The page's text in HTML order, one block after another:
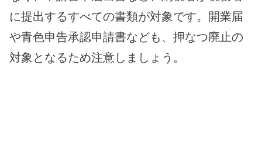
に提出するすべての書類が対象です。開業届
や青色申告承認申請書なども、押なつ廃止の
対象となるため注意しましょう。